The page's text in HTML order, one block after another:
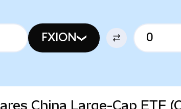
FXION
China Large-Cap ETF